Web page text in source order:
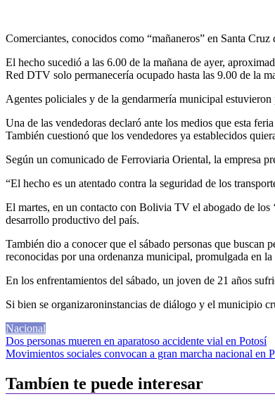
Comerciantes, conocidos como “mañaneros” en Santa
El hecho sucedió a las 6.00 de la mañana de ayer,
Red DTV solo permanecería ocupado hasta las 9.00 de la
Agentes policiales y de la gendarmería municipal
Una de las vendedoras declaró ante los medios que esta
También cuestionó que los vendedores ya establecidos
Según un comunicado de Ferroviaria Oriental, la empresa
“El hecho es un atentado contra la seguridad de los
El martes, en un contacto con Bolivia TV el abogado de los
desarrollo productivo del país.
También dio a conocer que el sábado personas que
reconocidas por una ordenanza municipal, promulgada en
En los enfrentamientos del sábado, un joven de 21 años
Si bien se organizaroninstancias de diálogo y el municipio
Nacional
Navegación
de
entradas
Dos personas mueren en aparatoso accidente vial en Potosí
Movimientos sociales convocan a gran marcha nacional en
Tambíen te puede interesar